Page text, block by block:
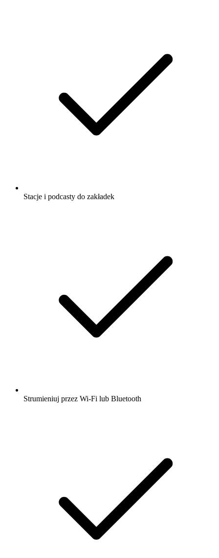
Stacje i podcasty do zakładek
Strumieniuj przez Wi-Fi lub Bluetooth